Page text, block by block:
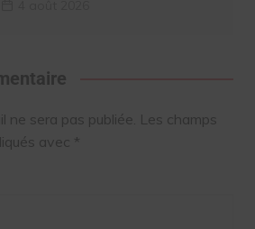
ne sera pas publiée. Les champs
avec *